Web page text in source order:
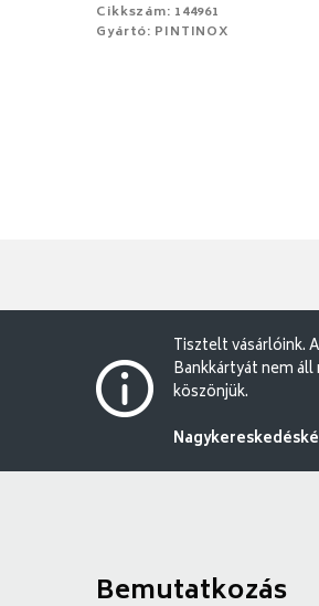
Cikkszám: 144961
Gyártó: PINTINOX
Tisztelt vásárlóink.
Bankkártyát nem
köszönjük.
Bemutatkozás